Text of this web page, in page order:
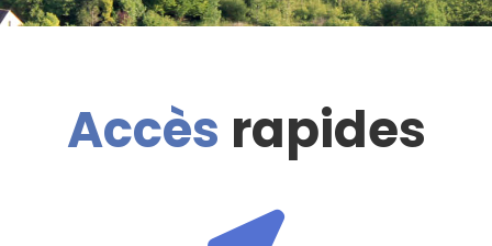
Accès rapides